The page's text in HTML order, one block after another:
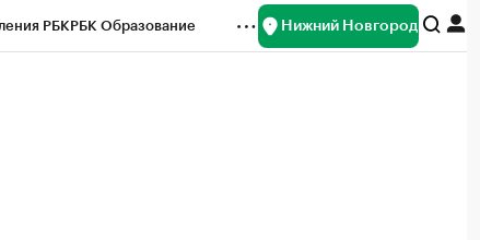
РБКРБК Образование Нижний Новгород